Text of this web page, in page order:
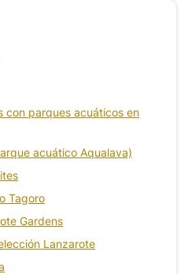
con parques acuáticos en
acuático Aqualava)
Tagoro
Gardens
Lanzarote